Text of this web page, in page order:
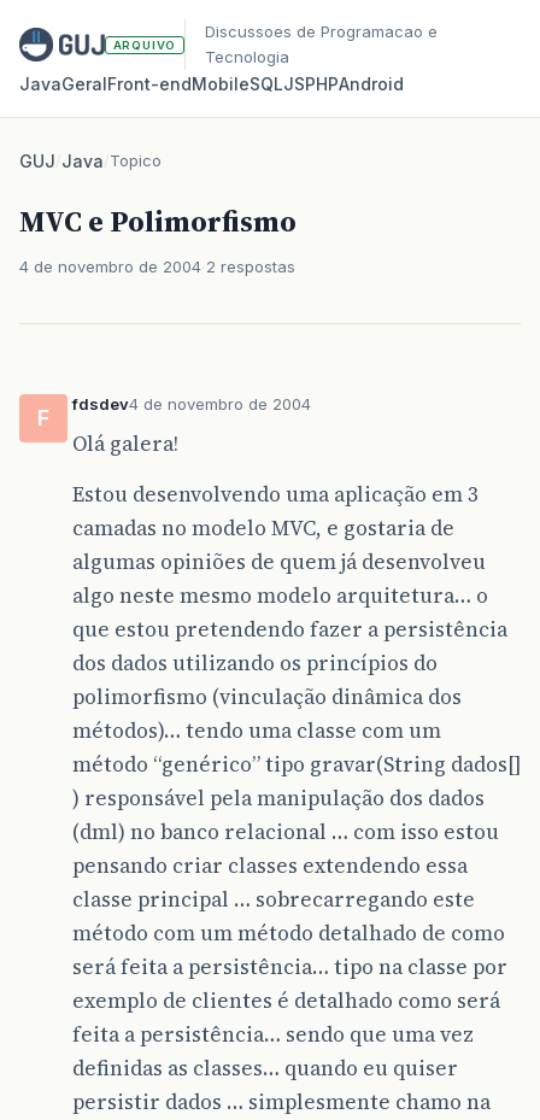
ARQUIVO
Discussoes de Programacao e
Tecnologia
JavaGeralFront‑endMobileSQLJSPHPAndroid
GUJ/Java/Topico
MVC e Polimorfismo
4 de novembro de 2004 2 respostas
F
fdsdev4 de novembro de 2004
Olá galera!
Estou desenvolvendo uma aplicação em 3
camadas no modelo MVC, e gostaria de
algumas opiniões de quem já desenvolveu
algo neste mesmo modelo arquitetura… o
que estou pretendendo fazer a persistência
dos dados utilizando os princípios do
polimorfismo (vinculação dinâmica dos
métodos)… tendo uma classe com um
método “genérico” tipo gravar(String dados[]
) responsável pela manipulação dos dados
(dml) no banco relacional … com isso estou
pensando criar classes extendendo essa
classe principal … sobrecarregando este
método com um método detalhado de como
será feita a persistência… tipo na classe por
exemplo de clientes é detalhado como será
feita a persistência… sendo que uma vez
definidas as classes… quando eu quiser
persistir dados … simplesmente chamo na